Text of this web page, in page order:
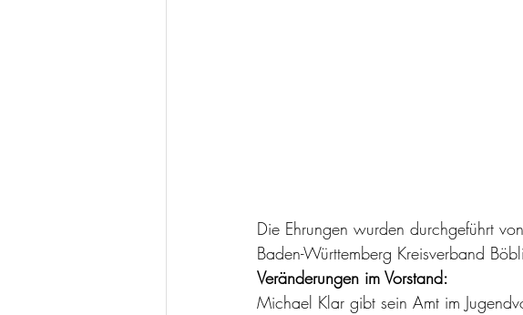
Die Ehrungen wurden durchgeführt
Baden-Württemberg Kreisverband
Veränderungen im Vorstand:
Michael Klar gibt sein Amt im